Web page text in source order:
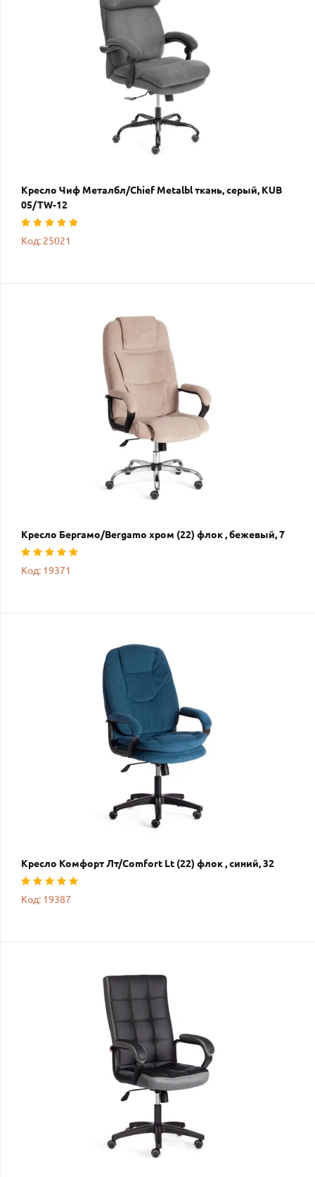
Кресло Чиф Металбл/Chief Metalbl ткань, серый, KUB
05/TW-12
Код: 25021
Кресло Бергамо/Bergamo хром (22) флок , бежевый, 7
Код: 19371
Кресло Комфорт Лт/Comfort Lt (22) флок , синий, 32
Код: 19387